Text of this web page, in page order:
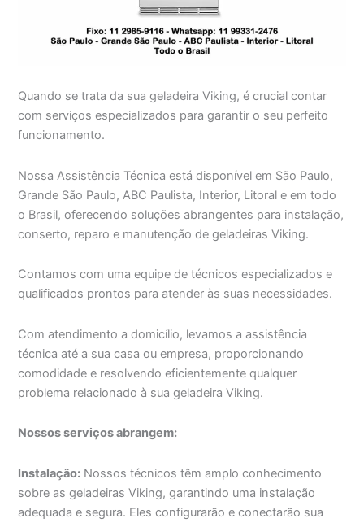
Quando se trata da sua geladeira Viking, é crucial contar
com serviços especializados para garantir o seu perfeito
funcionamento.
Nossa Assistência Técnica está disponível em São Paulo,
Grande São Paulo, ABC Paulista, Interior, Litoral e em todo
o Brasil, oferecendo soluções abrangentes para instalação,
conserto, reparo e manutenção de geladeiras Viking.
Contamos com uma equipe de técnicos especializados e
qualificados prontos para atender às suas necessidades.
Com atendimento a domicílio, levamos a assistência
técnica até a sua casa ou empresa, proporcionando
comodidade e resolvendo eficientemente qualquer
problema relacionado à sua geladeira Viking.
Nossos serviços abrangem:
Instalação: Nossos técnicos têm amplo conhecimento
sobre as geladeiras Viking, garantindo uma instalação
adequada e segura. Eles configurarão e conectarão sua